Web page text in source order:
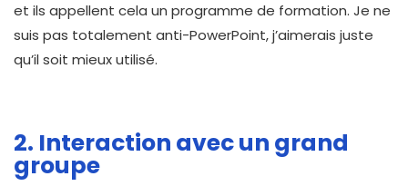
et ils appellent cela un programme de formation. Je ne
suis pas totalement anti-PowerPoint, j’aimerais juste
qu’il soit mieux utilisé.
2. Interaction avec un grand
groupe